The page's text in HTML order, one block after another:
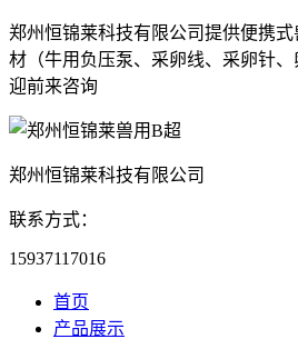
郑州恒锦莱科技有限公司提供便携
材（牛用负压泵、采卵线、采卵针
迎前来咨询
郑州恒锦莱科技有限公司
联系方式：
15937117016
首页
产品展示